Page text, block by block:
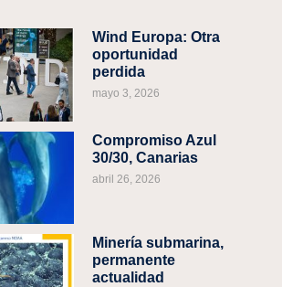
Wind Europa: Otra
oportunidad
perdida
mayo 3, 2026
Compromiso Azul
30/30, Canarias
abril 26, 2026
Minería submarina,
permanente
actualidad